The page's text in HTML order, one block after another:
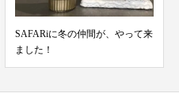
SAFARiに冬の仲間が、やって来
ました！